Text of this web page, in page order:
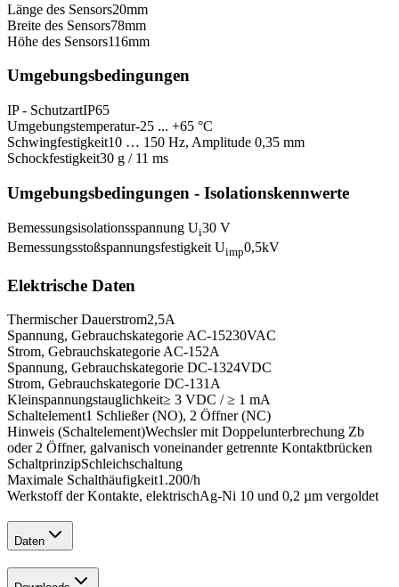
Länge des Sensors20mm
Breite des Sensors78mm
Höhe des Sensors116mm
Umgebungsbedingungen
IP - SchutzartIP65
Umgebungstemperatur-25 ... +65 °C
Schwingfestigkeit10 … 150 Hz, Amplitude 0,35 mm
Schockfestigkeit30 g / 11 ms
Umgebungsbedingungen - Isolationskennwerte
Bemessungsisolationsspannung Ui30 V
Bemessungsstoßspannungsfestigkeit Uimp0,5kV
Elektrische Daten
Thermischer Dauerstrom2,5A
Spannung, Gebrauchskategorie AC-15230VAC
Strom, Gebrauchskategorie AC-152A
Spannung, Gebrauchskategorie DC-1324VDC
Strom, Gebrauchskategorie DC-131 A
Kleinspannungstauglichkeit≥ 3 VDC / ≥ 1 mA
Schaltelement1 Schließer (NO), 2 Öffner (NC)
Hinweis (Schaltelement)Wechsler mit Doppelunterbrechung Zb
oder 2 Öffner, galvanisch voneinander getrennte Kontaktbrücken
SchaltprinzipSchleichschaltung
Maximale Schalthäufigkeit1.200/h
Werkstoff der Kontakte, elektrischAg-Ni 10 und 0,2 µm vergoldet
Daten